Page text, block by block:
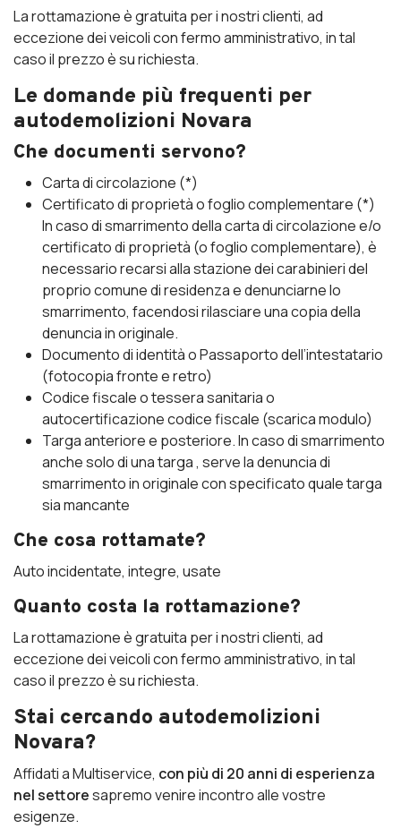
La rottamazione è gratuita per i nostri clienti, ad
eccezione dei veicoli con fermo amministrativo, in tal
caso il prezzo è su richiesta.
Le domande più frequenti per
autodemolizioni Novara
Che documenti servono?
Carta di circolazione (*)
Certificato di proprietà o foglio complementare (*)
In caso di smarrimento della carta di circolazione e/o
certificato di proprietà (o foglio complementare), è
necessario recarsi alla stazione dei carabinieri del
proprio comune di residenza e denunciarne lo
smarrimento, facendosi rilasciare una copia della
denuncia in originale.
Documento di identità o Passaporto dell’intestatario
(fotocopia fronte e retro)
Codice fiscale o tessera sanitaria o
autocertificazione codice fiscale (scarica modulo)
Targa anteriore e posteriore. In caso di smarrimento
anche solo di una targa , serve la denuncia di
smarrimento in originale con specificato quale targa
sia mancante
Che cosa rottamate?
Auto incidentate, integre, usate
Quanto costa la rottamazione?
La rottamazione è gratuita per i nostri clienti, ad
eccezione dei veicoli con fermo amministrativo, in tal
caso il prezzo è su richiesta.
Stai cercando autodemolizioni
Novara?
Affidati a Multiservice, con più di 20 anni di esperienza
nel settoresapremo venire incontro alle vostre
esigenze.